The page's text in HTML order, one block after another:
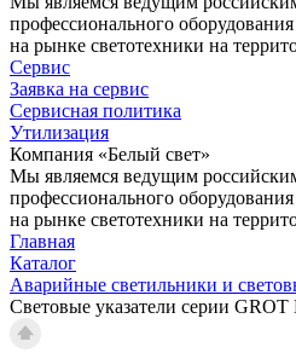
профессионального
на рынке светотехники на
Сервис
Заявка на сервис
Сервисная политика
Утилизация
Компания «Белый свет»
Мы являемся ведущим
профессионального
на рынке светотехники на
Главная
Каталог
Аварийные светильники и
Световые указатели серии